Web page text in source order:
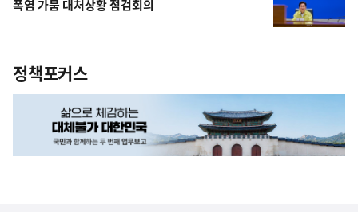
폭염 가뭄 대처상황 점검회의
정책포커스